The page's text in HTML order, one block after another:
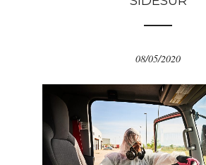
08/05/2020